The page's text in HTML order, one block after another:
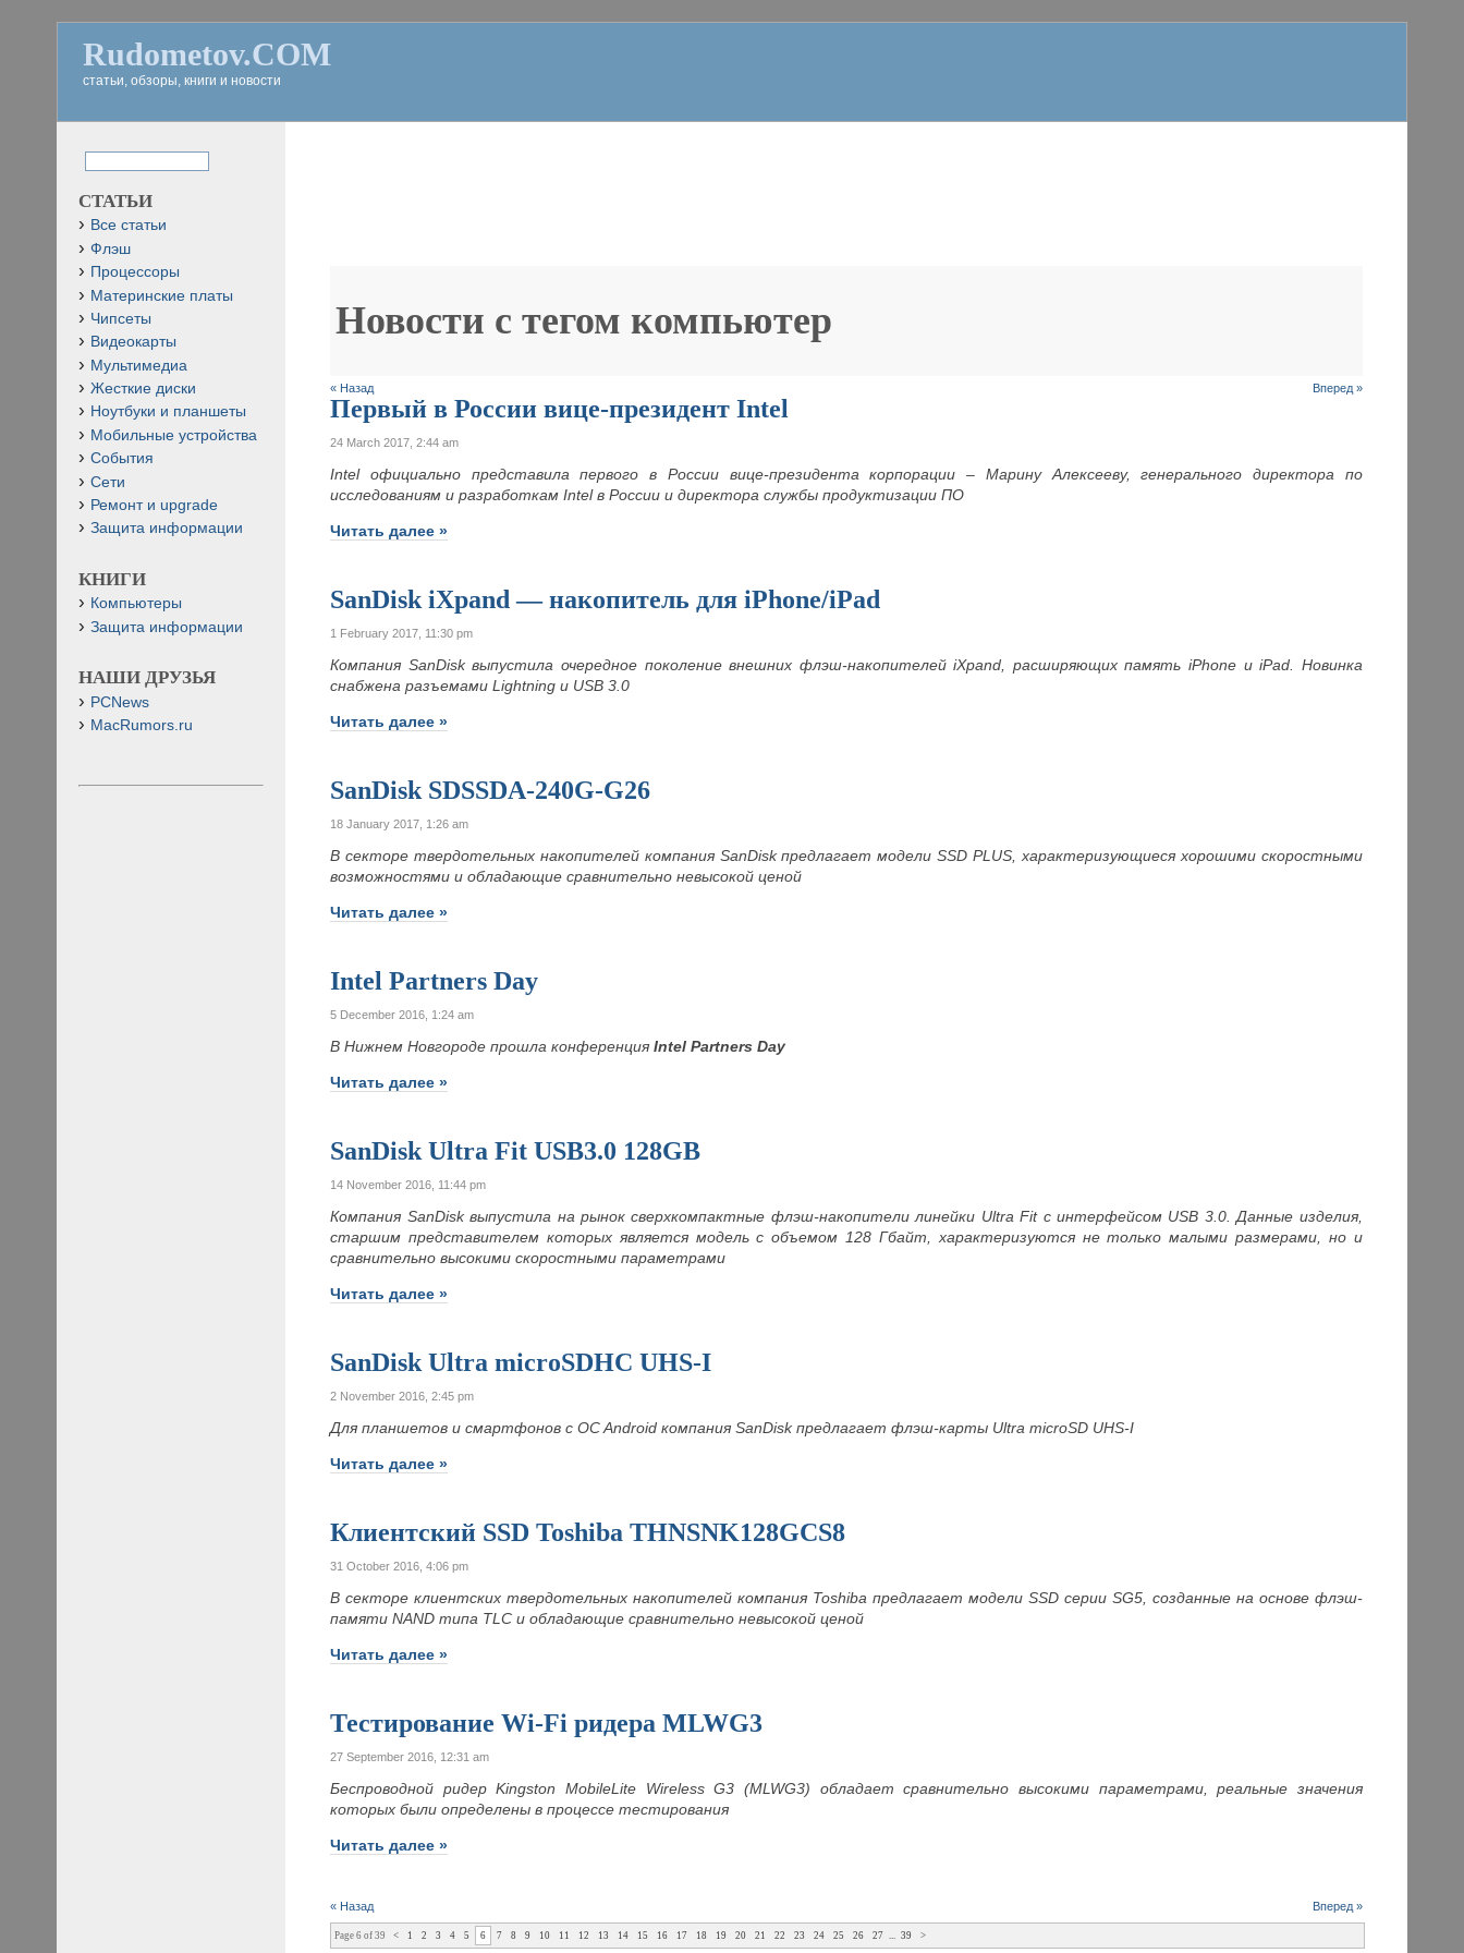
Rudometov.COM
статьи, обзоры, книги и новости
Новости с тегомкомпьютер
« Назад Вперед »
Первый в России вице-президент Intel
24 March 2017, 2:44 am
Intel официально представила первого в России вице-президента корпорации – Марину Алексееву, генерального директора по
исследованиям и разработкам Intel в России и директора службы продуктизации ПО
Читать далее »
SanDisk iXpand — накопитель для iPhone/iPad
1 February 2017, 11:30 pm
Компания SanDisk выпустила очередное поколение внешних флэш-накопителей iXpand, расширяющих память iPhone и iPad. Новинка
снабжена разъемами Lightning и USB 3.0
Читать далее »
SanDisk SDSSDA-240G-G26
18 January 2017, 1:26 am
В секторе твердотельных накопителей компания SanDisk предлагает модели SSD PLUS, характеризующиеся хорошими скоростными
возможностями и обладающие сравнительно невысокой ценой
Читать далее »
Intel Partners Day
5 December 2016, 1:24 am
В Нижнем Новгороде прошла конференцияIntel Partners Day
Читать далее »
SanDisk Ultra Fit USB3.0 128GB
14 November 2016, 11:44 pm
Компания SanDisk выпустила на рынок сверхкомпактные флэш-накопители линейки Ultra Fit с интерфейсом USB 3.0. Данные изделия,
старшим представителем которых является модель с объемом 128 Гбайт, характеризуются не только малыми размерами, но и
сравнительно высокими скоростными параметрами
Читать далее »
SanDisk Ultra microSDHC UHS-I
2 November 2016, 2:45 pm
Для планшетов и смартфонов с OC Android компания SanDisk предлагает флэш-карты Ultra microSD UHS-I
Читать далее »
Клиентский SSD Toshiba THNSNK128GCS8
31 October 2016, 4:06 pm
В секторе клиентских твердотельных накопителей компания Toshiba предлагает модели SSD серии SG5, созданные на основе флэш-
памяти NAND типа TLC и обладающие сравнительно невысокой ценой
Читать далее »
Тестирование Wi-Fi ридера MLWG3
27 September 2016, 12:31 am
Беспроводной ридер Kingston MobileLite Wireless G3 (MLWG3) обладает сравнительно высокими параметрами, реальные значения
которых были определены в процессе тестирования
Читать далее »
« Назад Вперед »
Page 6 of 39 < 1 2 3 4 5 6 7 8 9 10 11 12 13 14 15 16 17 18 19 20 21 22 23 24 25 26 27 39 >
СТАТЬИ
Все статьи
Флэш
Процессоры
Материнские платы
Чипсеты
Видеокарты
Мультимедиа
Жесткие диски
Ноутбуки и планшеты
Мобильные устройства
События
Сети
Ремонт и upgrade
Защита информации
КНИГИ
Компьютеры
Защита информации
НАШИ ДРУЗЬЯ
PCNews
MacRumors.ru